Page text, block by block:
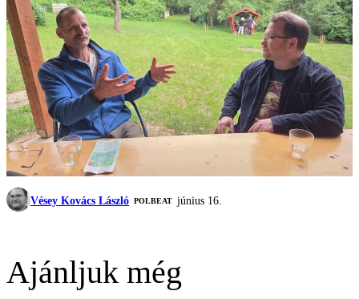
Vésey Kovács László ‎POLBEAT június 16.
Ajánljuk még